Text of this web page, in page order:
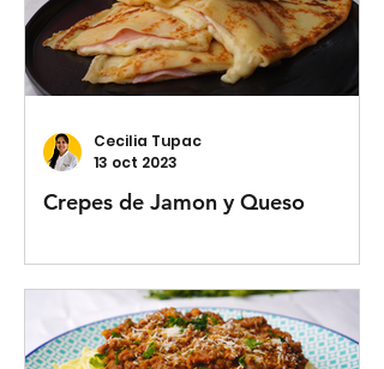
Crepes de Jamon y Queso
Cecilia Tupac
13 oct 2023